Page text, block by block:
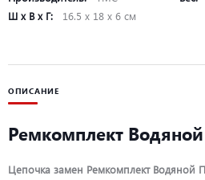
Ш х В х Г:
16.5 х 18 х 6 см
ОПИСАНИЕ
Ремкомплект
Цепочка замен Ремкомплект Водяной